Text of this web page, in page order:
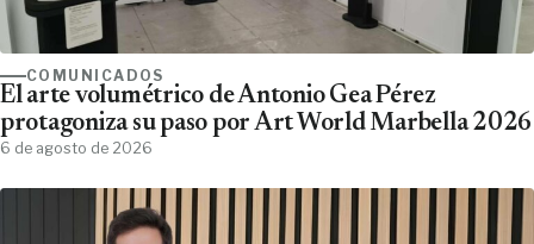
COMUNICADOS
El arte volumétrico de Antonio Gea Pérez
protagoniza su paso por Art World Marbella 2026
6 de agosto de 2026